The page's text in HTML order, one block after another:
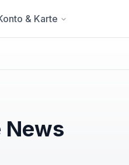
& Karte
News